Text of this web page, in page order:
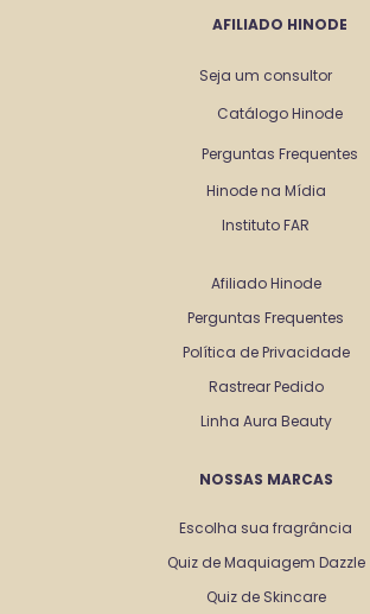
AFILIADO HINODE
Seja um consultor
Catálogo Hinode
Perguntas Frequentes
Hinode na Mídia
Instituto FAR
Afiliado Hinode
Perguntas Frequentes
Política de Privacidade
Rastrear Pedido
Linha Aura Beauty
NOSSAS MARCAS
Escolha sua fragrância
Quiz de Maquiagem Dazzle
Quiz de Skincare